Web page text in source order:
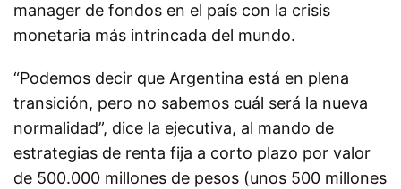
manager de fondos en el país con la crisis
monetaria más intrincada del mundo.
“Podemos decir que Argentina está en plena
transición, pero no sabemos cuál será la nueva
normalidad”, dice la ejecutiva, al mando de
estrategias de renta fija a corto plazo por valor
de 500.000 millones de pesos (unos 500 millones